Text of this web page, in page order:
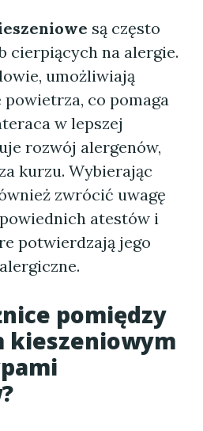
są często
cierpiących na alergie.
umożliwiają
co pomaga
w lepszej
rozwój alergenów,
kurzu. Wybierając
zwrócić uwagę
atestów i
potwierdzają jego
pomiędzy
kieszeniowym